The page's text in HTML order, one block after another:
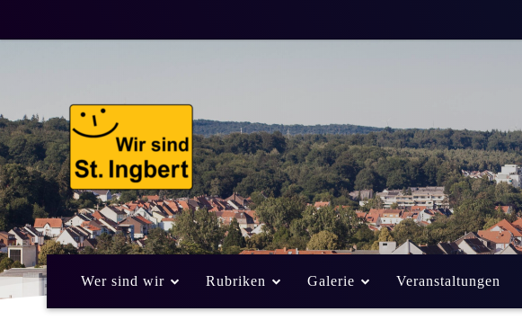
Wer sind wir Rubriken Galerie Veranstaltungen